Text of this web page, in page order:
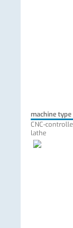
machine type
CNC-
lathe